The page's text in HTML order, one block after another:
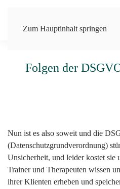
Zum Hauptinhalt springen
Folgen der
Nun ist es also soweit und die
(Datenschutzgrundverordnung)
Unsicherheit, und leider kostet sie
Trainer und Therapeuten wissen
ihrer Klienten erheben und